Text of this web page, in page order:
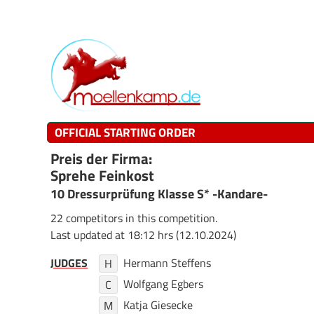
OFFICIAL STARTING ORDER
Preis der Firma:
Sprehe Feinkost
10 Dressurprüfung Klasse S* -Kandare-
22 competitors in this competition.
Last updated at 18:12 hrs (12.10.2024)
JUDGES
H
Hermann Steffens
C
Wolfgang Egbers
M
Katja Giesecke